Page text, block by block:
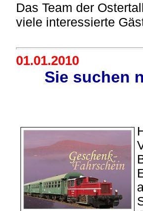
Das Team der
viele interessierte
01.01.2010
Sie suchen